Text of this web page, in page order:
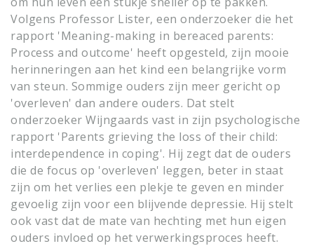
Volgens Professor Lister, een onderzoeker die het
rapport 'Meaning-making in bereaced parents:
Process and outcome' heeft opgesteld, zijn mooie
herinneringen aan het kind een belangrijke vorm
van steun. Sommige ouders zijn meer gericht op
'overleven' dan andere ouders. Dat stelt
onderzoeker Wijngaards vast in zijn psychologische
rapport 'Parents grieving the loss of their child:
interdependence in coping'. Hij zegt dat de ouders
die de focus op 'overleven' leggen, beter in staat
zijn om het verlies een plekje te geven en minder
gevoelig zijn voor een blijvende depressie. Hij stelt
ook vast dat de mate van hechting met hun eigen
ouders invloed op het verwerkingsproces heeft.